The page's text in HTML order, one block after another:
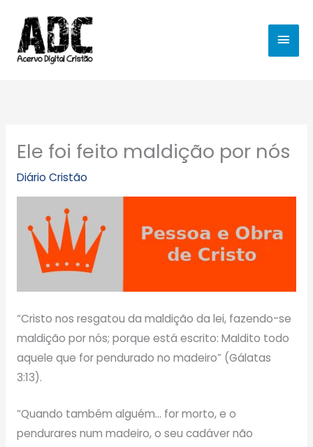
para
conteúdo
Ele foi feito maldição por nós
Diário Cristão
“Cristo nos resgatou da maldição da lei, fazendo-se
maldição por nós; porque está escrito: Maldito todo
aquele que for pendurado no madeiro” (Gálatas
3:13).
“Quando também alguém… for morto, e o
pendurares num madeiro, o seu cadáver não